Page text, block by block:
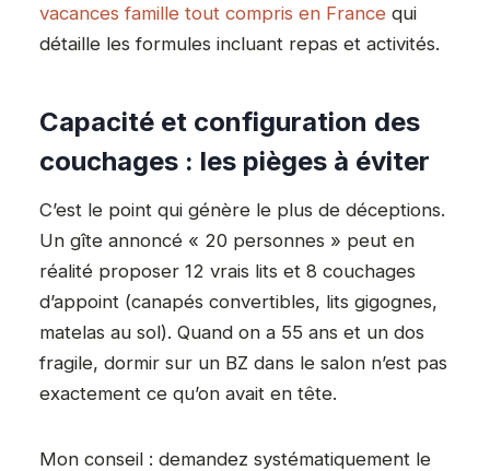
vacances famille tout compris en France qui
détaille les formules incluant repas et activités.
Capacité et configuration des
couchages : les pièges à éviter
C’est le point qui génère le plus de déceptions.
Un gîte annoncé « 20 personnes » peut en
réalité proposer 12 vrais lits et 8 couchages
d’appoint (canapés convertibles, lits gigognes,
matelas au sol). Quand on a 55 ans et un dos
fragile, dormir sur un BZ dans le salon n’est pas
exactement ce qu’on avait en tête.
Mon conseil : demandez systématiquement le